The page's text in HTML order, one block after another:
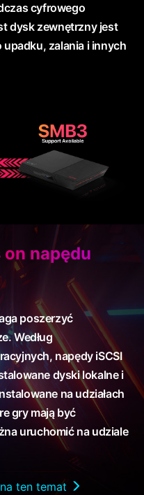
cyfrowego
dysk zewnętrzny jest
zalania i innych
napędu
poszerzyć
Według
napędy iSCSI
dyski lokalne i
na udziałach
gry mają być
uruchomić na udziale
ten temat